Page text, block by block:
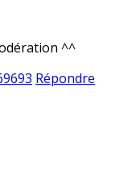
^^
Répondre